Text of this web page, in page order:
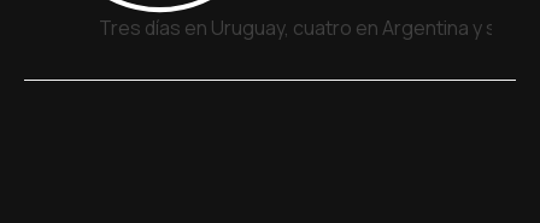
Tres días en Uruguay, cuatro en Argentina y